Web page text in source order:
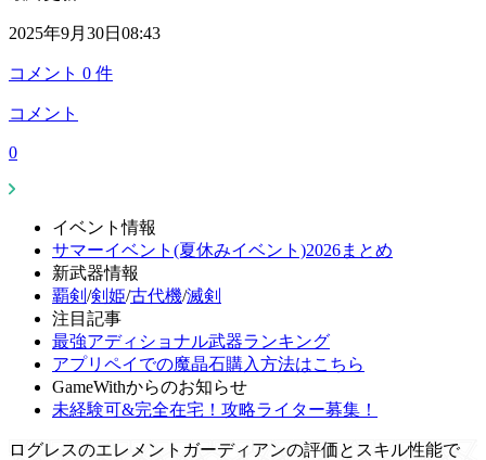
2025年9月30日08:43
コメント 0 件
コメント
0
イベント情報
サマーイベント(夏休みイベント)2026まとめ
新武器情報
覇剣 /剣姫/古代機/滅剣
注目記事
最強アディショナル武器ランキング
アプリペイでの魔晶石購入方法はこちら
GameWithからのお知らせ
未経験可&完全在宅！攻略ライター募集！
ログレスのエレメントガーディアンの評価とスキル性能で